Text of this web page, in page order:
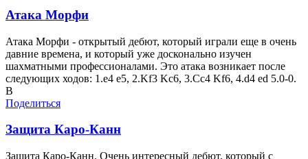
Атака Морфи
Атака Морфи - открытый дебют, который играли еще в очень
давние времена, и который уже досконально изучен
шахматными профессионалами. Это атака возникает после
следующих ходов: 1.e4 e5, 2.Kf3 Kс6, 3.Cc4 Kf6, 4.d4 ed 5.0-0.
В
Поделиться
Защита Каро-Канн
Защита Каро-Канн. Очень интересный дебют, который с